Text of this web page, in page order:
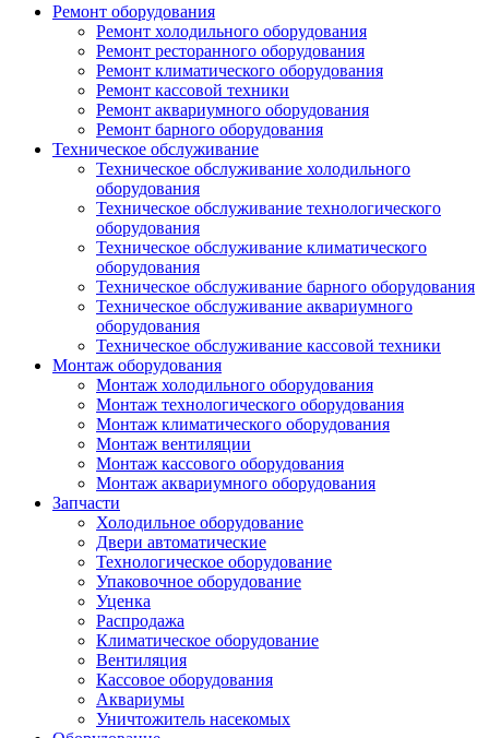
Ремонт оборудования
Ремонт холодильного оборудования
Ремонт ресторанного оборудования
Ремонт климатического оборудования
Ремонт кассовой техники
Ремонт аквариумного оборудования
Ремонт барного оборудования
Техническое обслуживание
Техническое обслуживание холодильного
оборудования
Техническое обслуживание технологического
оборудования
Техническое обслуживание климатического
оборудования
Техническое обслуживание барного оборудования
Техническое обслуживание аквариумного
оборудования
Техническое обслуживание кассовой техники
Монтаж оборудования
Монтаж холодильного оборудования
Монтаж технологического оборудования
Монтаж климатического оборудования
Монтаж вентиляции
Монтаж кассового оборудования
Монтаж аквариумного оборудования
Запчасти
Холодильное оборудование
Двери автоматические
Технологическое оборудование
Упаковочное оборудование
Уценка
Распродажа
Климатическое оборудование
Вентиляция
Кассовое оборудования
Аквариумы
Уничтожитель насекомых